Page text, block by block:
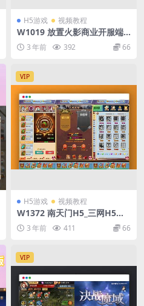
H5游戏 视频教程
W1019 放置火影商业开服端_
特色三网H5全网通卡通动漫闯
关手游_Win服务端源码_视频
架设教程_GM后台
3 年前 392 66
VIP
H5游戏 视频教程
W1372 南天门H5_三网H5换
皮南天门H5版本_通用语音视
频教程_WIN学习手工服务端_
GM充值后台
3 年前 411 66
VIP